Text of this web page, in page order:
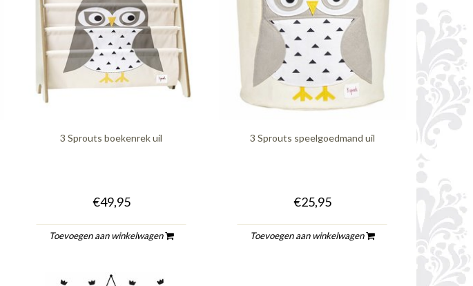
3 Sprouts boekenrek uil
€49,95
Toevoegen aan winkelwagen
3 Sprouts speelgoedmand uil
€25,95
Toevoegen aan winkelwagen